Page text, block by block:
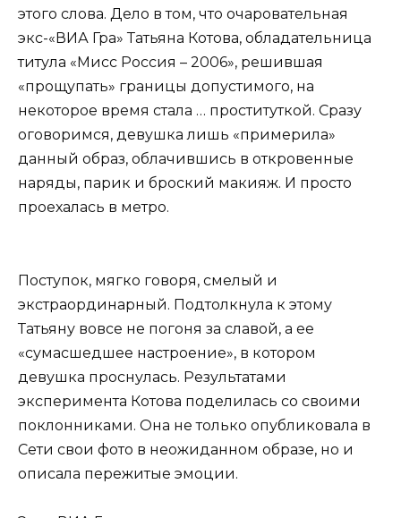
этого слова. Дело в том, что очаровательная
экс-«ВИА Гра» Татьяна Котова, обладательница
титула «Мисс Россия – 2006», решившая
«прощупать» границы допустимого, на
некоторое время стала … проституткой. Сразу
оговоримся, девушка лишь «примерила»
данный образ, облачившись в откровенные
наряды, парик и броский макияж. И просто
проехалась в метро.
Поступок, мягко говоря, смелый и
экстраординарный. Подтолкнула к этому
Татьяну вовсе не погоня за славой, а ее
«сумасшедшее настроение», в котором
девушка проснулась. Результатами
эксперимента Котова поделилась со своими
поклонниками. Она не только опубликовала в
Сети свои фото в неожиданном образе, но и
описала пережитые эмоции.